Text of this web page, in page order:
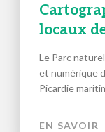
locaux
Le Parc
et numérique
Picardie
EN SAVOIR